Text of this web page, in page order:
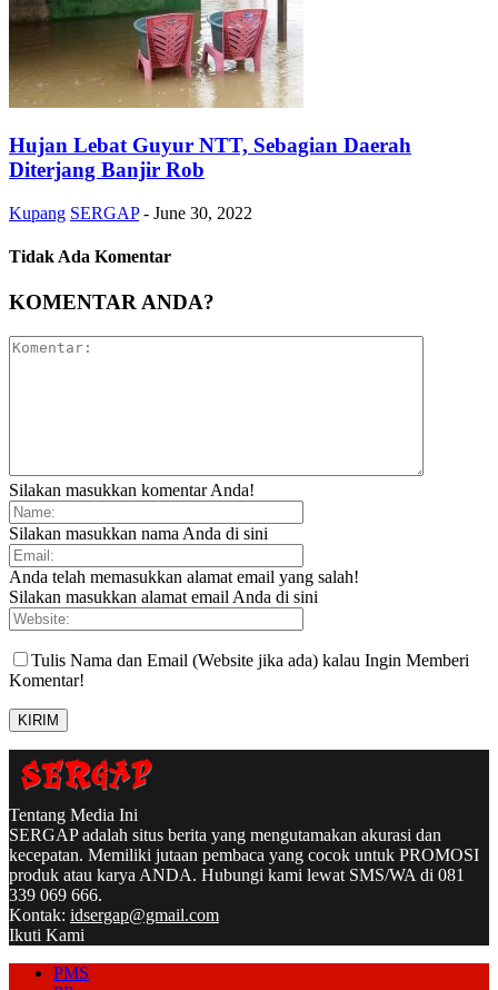
Hujan Lebat Guyur NTT, Sebagian Daerah
Diterjang Banjir Rob
Kupang SERGAP - June 30, 2022
Tidak Ada Komentar
KOMENTAR ANDA?
Silakan masukkan komentar Anda!
Silakan masukkan nama Anda di sini
Anda telah memasukkan alamat email yang salah!
Silakan masukkan alamat email Anda di sini
Tulis Nama dan Email (Website jika ada) kalau Ingin Memberi
Komentar!
Tentang Media Ini
SERGAP adalah situs berita yang mengutamakan akurasi dan
kecepatan. Memiliki jutaan pembaca yang cocok untuk PROMOSI
produk atau karya ANDA. Hubungi kami lewat SMS/WA di 081
339 069 666.
Kontak: idsergap@gmail.com
Ikuti Kami
PMS